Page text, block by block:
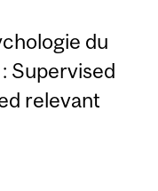
du
Supervised
relevant